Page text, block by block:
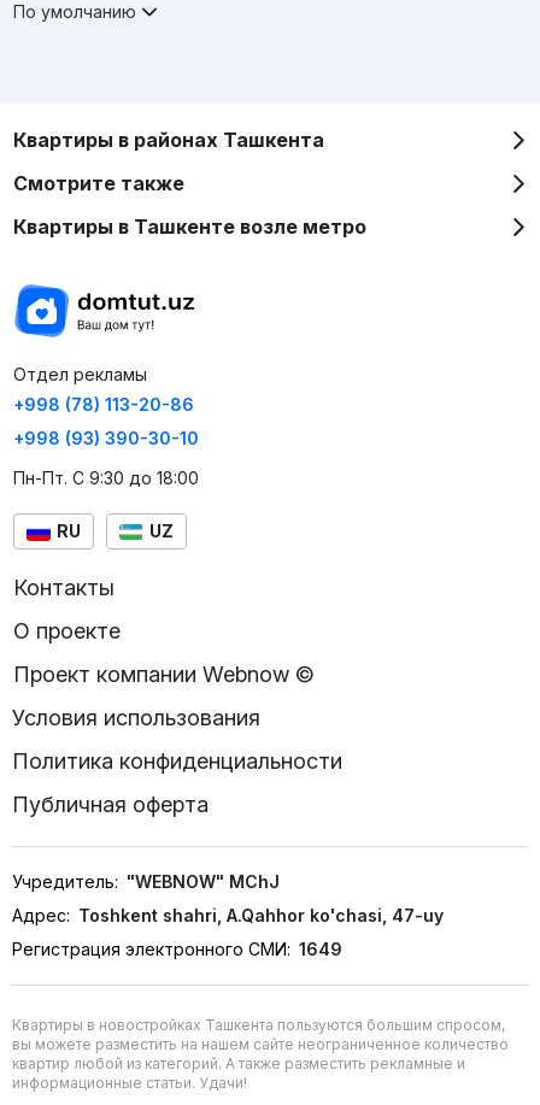
По умолчанию
Квартиры в районах Ташкента
Смотрите также
Квартиры в Ташкенте возле метро
Отдел рекламы
+998 (78) 113-20-86
+998 (93) 390-30-10
Пн-Пт. С 9:30 до 18:00
RU UZ
Контакты
О проекте
Проект компании Webnow ©
Условия использования
Политика конфиденциальности
Публичная оферта
Учредитель: "WEBNOW" MChJ
Адрес: Toshkent shahri, A.Qahhor ko'chasi, 47-uy
Регистрация электронного СМИ: 1649
Квартиры в новостройках Ташкента пользуются большим спросом,
вы можете разместить на нашем сайте неограниченное количество
квартир любой из категорий. А также разместить рекламные и
информационные статьи. Удачи!